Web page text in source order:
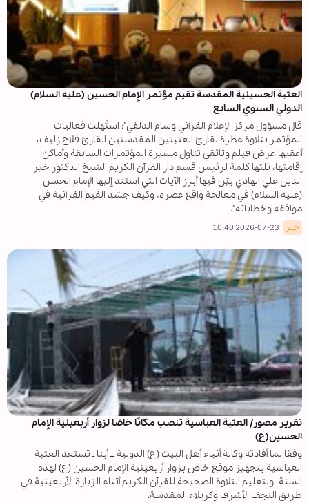
العتبة الحسينية المقدسة تقيم مؤتمر الإمام الحسين (عليه السلام)
الدولي السنوي السابع
قال مسؤول مركز الإعلام القرآني وسام الدلفي": استُهلت فعاليات
المؤتمر بتلاوة عطرة لقارئ العتبتين المقدستين القارئ فلاح زليف،
أعقبها عرض فيلم وثائقي تناول مسيرة المؤتمرات السابقة وأماكن
إقامتها، تلتها كلمة لرئيس قسم دار القرآن الكريم الشيخ الدكتور خير
الدين علي الهادي بيّن فيها أبرز الآيات التي استند إليها الإمام الحسن
(عليه السلام) في معالجة واقع عصره، وكيف جسّد القيم القرآنية في
مواقفه وخطاباته".
خبر 2026-07-23 10:40
تقرير مصور/ العتبة العباسية تنصب مكانًا خاصًا لزوار أربعينية الإمام
الحسين(ع)
وفقا لما أفادته وكالة أنباء أهل البيت (ع) الدولية ــ أبنا ـ تستعد العتبة
العباسية بتجهيز موقع خاص بزوار أربعينية الإمام الحسين (ع) لهذه
السنة، ولتعليم التلاوة الصحيحة للقرآن الكريم أثناء الزيارة الأربعينية في
طريق النجف الأشرف وكربلاء المقدسة.